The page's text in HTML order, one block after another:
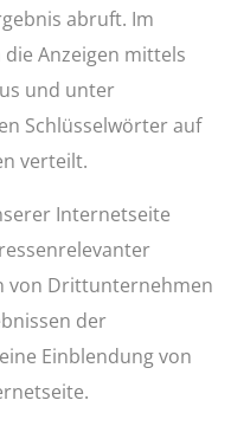
abruft. Im
Anzeigen mittels
und unter
Schlüsselwörter auf
verteilt.
Internetseite
von Drittunternehmen
der
Einblendung von